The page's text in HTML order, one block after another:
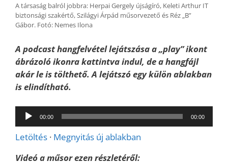
A társaság balról jobbra: Herpai Gergely újságíró, Keleti Arthur IT
biztonsági szakértő, Szilágyi Árpád műsorvezető és Réz „B”
Gábor. Fotó: Nemes Ilona
A podcast hangfelvétel lejátszása a „play” ikont
ábrázoló ikonra kattintva indul, de a hangfájl
akár le is tölthető. A lejátszó egy külön ablakban
is elindítható.
Audió
lejátszó
00:00 00:00
Letöltés · Megnyitás új ablakban
Videó a műsor ezen részletéről: